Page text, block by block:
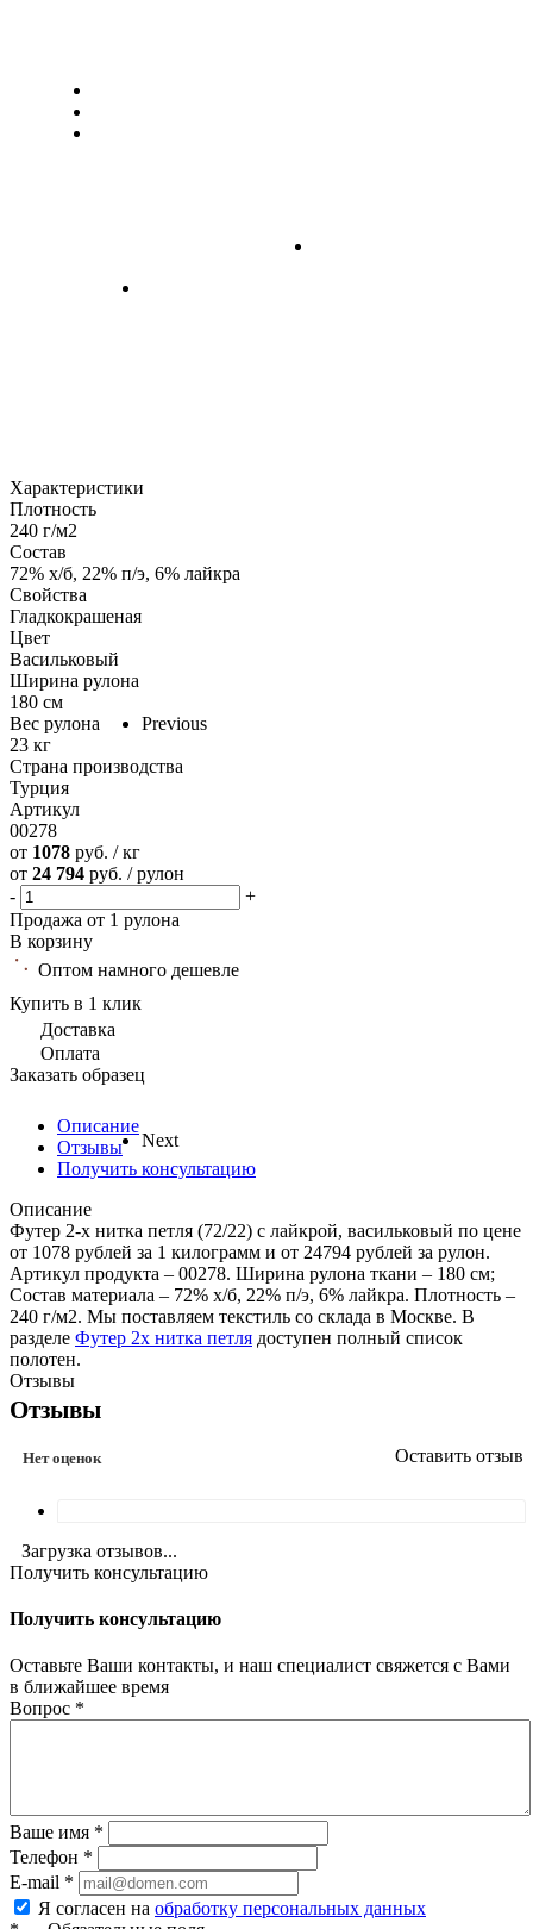
Previous
Next
Характеристики
Плотность
240 г/м2
Состав
72% х/б, 22% п/э, 6% лайкра
Свойства
Гладкокрашеная
Цвет
Васильковый
Ширина рулона
180 см
Вес рулона
23 кг
Страна производства
Турция
Артикул
00278
от 1078 руб. / кг
от 24 794 руб. / рулон
-
+
Продажа от 1 рулона
В корзину
Оптом намного дешевле
Купить в 1 клик
Доставка
Оплата
Заказать образец
Описание
Отзывы
Получить консультацию
Описание
Футер 2-х нитка петля (72/22) с лайкрой, васильковый по цене
от 1078 рублей за 1 килограмм и от 24794 рублей за рулон.
Артикул продукта – 00278. Ширина рулона ткани – 180 см;
Состав материала – 72% х/б, 22% п/э, 6% лайкра. Плотность –
240 г/м2. Мы поставляем текстиль со склада в Москве. В
разделе Футер 2х нитка петля доступен полный список
полотен.
Отзывы
Отзывы
Нет оценок Оставить отзыв
Загрузка отзывов...
Получить консультацию
Получить консультацию
Оставьте Ваши контакты, и наш специалист свяжется с Вами
в ближайшее время
Вопрос *
Ваше имя *
Телефон *
E-mail *
Я согласен на обработку персональных данных